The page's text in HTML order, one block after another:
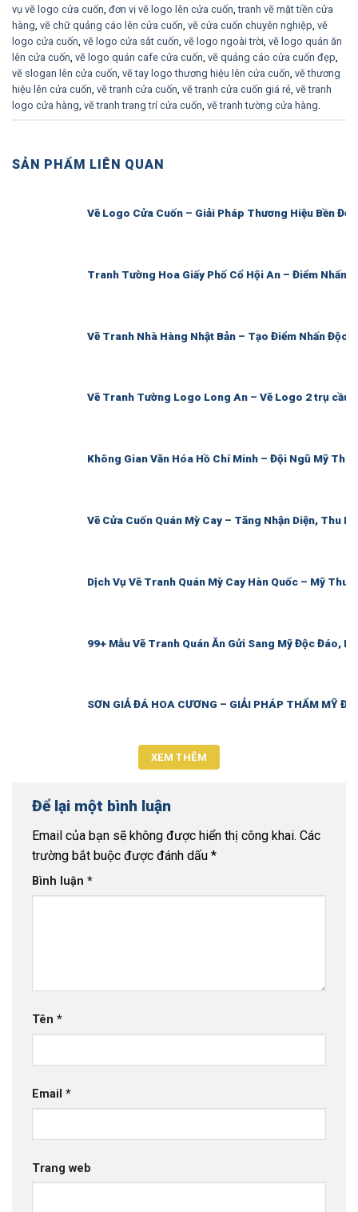
vụ vẽ logo cửa cuốn đơn vị vẽ logo lên cửa cuốn ,tranh vẽ mặt tiền cửa
hàng vẽ chữ quảng cáo lên cửa cuốn vẽ cửa cuốn chuyên nghiệp vẽ
logo cửa cuốn vẽ logo cửa sắt cuốn vẽ logo ngoài trời vẽ logo quán ăn
lên cửa cuốn vẽ logo quán cafe cửa cuốn vẽ quảng cáo cửa cuốn đẹp
vẽ slogan lên cửa cuốn vẽ tay logo thương hiệu lên cửa cuốn vẽ thương
hiệu lên cửa cuốn vẽ tranh cửa cuốn vẽ tranh cửa cuốn giá rẻ vẽ tranh
logo cửa hàng vẽ tranh trang trí cửa cuốn vẽ tranh tường cửa hàng
SẢN PHẨM LIÊN QUAN
Vẽ Logo Cửa Cuốn – Giải Pháp Thương Hiệu Bền
Tranh Tường Hoa Giấy Phố Cổ Hội An – Điểm Nhấn
Vẽ Tranh Nhà Hàng Nhật Bản – Tạo Điểm Nhấn Độc
Vẽ Tranh Tường Logo Long An – Vẽ Logo 2 trụ cầu
Không Gian Văn Hóa Hồ Chí Minh – Đội Ngũ Mỹ
Vẽ Cửa Cuốn Quán Mỳ Cay – Tăng Nhận Diện, Thu
Dịch Vụ Vẽ Tranh Quán Mỳ Cay Hàn Quốc – Mỹ
99+ Mẫu Vẽ Tranh Quán Ăn Gửi Sang Mỹ Độc Đáo,
SƠN GIẢ ĐÁ HOA CƯƠNG – GIẢI PHÁP THẨM MỸ
XEM THÊM
Để lại một bình luận
Email của bạn sẽ không được hiển thị công khai. Các
trường bắt buộc được đánh dấu *
Bình luận *
Tên *
Email *
Trang web